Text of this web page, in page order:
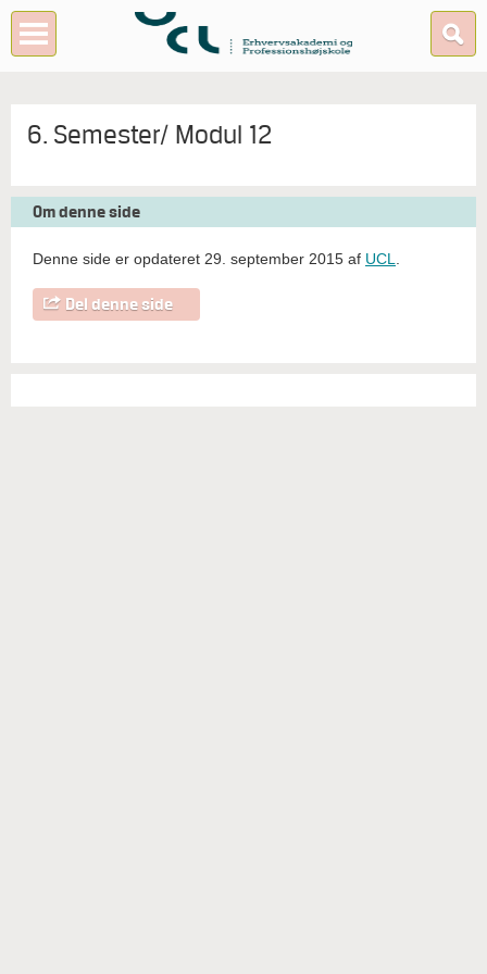
6. Semester/ Modul 12
Om denne side
Denne side er opdateret 29. september 2015 af UCL
Del denne side